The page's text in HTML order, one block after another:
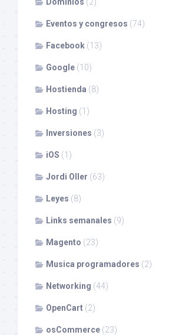
Eventos y congresos (74)
Facebook (13)
Google (10)
Hostienda (8)
Hosting (1)
Inversiones (3)
iOS (1)
Jordi Oller (63)
Leyes (8)
Links semanales (9)
Magento (23)
Musica programadores (2)
Networking (44)
OpenCart (2)
osCommerce (23)